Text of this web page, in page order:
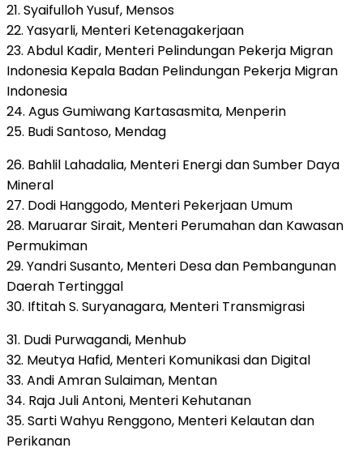
21. Syaifulloh Yusuf, Mensos
22. Yasyarli, Menteri Ketenagakerjaan
23. Abdul Kadir, Menteri Pelindungan Pekerja Migran
Indonesia Kepala Badan Pelindungan Pekerja Migran
Indonesia
24. Agus Gumiwang Kartasasmita, Menperin
25. Budi Santoso, Mendag
26. Bahlil Lahadalia, Menteri Energi dan Sumber Daya
Mineral
27. Dodi Hanggodo, Menteri Pekerjaan Umum
28. Maruarar Sirait, Menteri Perumahan dan Kawasan
Permukiman
29. Yandri Susanto, Menteri Desa dan Pembangunan
Daerah Tertinggal
30. Iftitah S. Suryanagara, Menteri Transmigrasi
31. Dudi Purwagandi, Menhub
32. Meutya Hafid, Menteri Komunikasi dan Digital
33. Andi Amran Sulaiman, Mentan
34. Raja Juli Antoni, Menteri Kehutanan
35. Sarti Wahyu Renggono, Menteri Kelautan dan
Perikanan